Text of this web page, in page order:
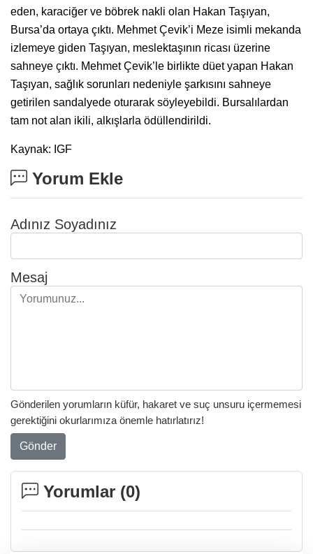
eden, karaciğer ve böbrek nakli olan Hakan Taşıyan,
Bursa’da ortaya çıktı. Mehmet Çevik’i Meze isimli mekanda
izlemeye giden Taşıyan, meslektaşının ricası üzerine
sahneye çıktı. Mehmet Çevik’le birlikte düet yapan Hakan
Taşıyan, sağlık sorunları nedeniyle şarkısını sahneye
getirilen sandalyede oturarak söyleyebildi. Bursalılardan
tam not alan ikili, alkışlarla ödüllendirildi.
Kaynak: IGF
Yorum Ekle
Adınız Soyadınız
Mesaj
Gönderilen yorumların küfür, hakaret ve suç unsuru içermemesi
gerektiğini okurlarımıza önemle hatırlatırız!
Gönder
Yorumlar (0)